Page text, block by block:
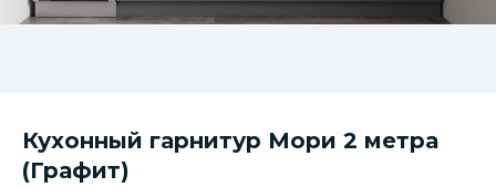
Кухонный гарнитур Мори 2 метра
(Графит)